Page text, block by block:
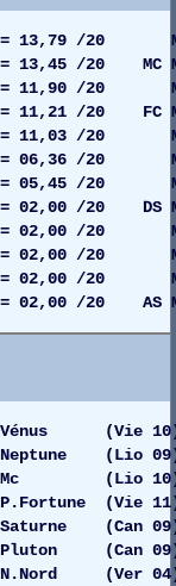
/20
/20 MC
11,90 /20
/20 FC
= 11,03 /20
06,36 /20
05,45 /20
= 02,00 /20 DS
02,00 /20
= 02,00 /20
MAISON
MAISON
(Vie
(Lio
(Lio 10)
(Vie
(Can 09)
(Can
(Ver 04)